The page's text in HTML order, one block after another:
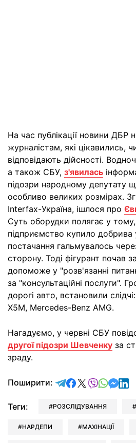
На час публікації новини ДБР
журналістам, які цікавились,
відповідають дійсності.
а також СБУ, з'явилась
підозри народному депутату
особливо великих розмірах.
Interfax-Україна, ішлося про
Суть оборудки полягає у
підприємство купило добрива
постачання гальмувалось
сторону. Тоді фігурант почав
допоможе у "розв'язанні
за "консультаційні послуги".
дорогі авто, встановили
X5M, Mercedes-Benz AMG.
Нагадуємо, у червні СБУ
другої підозри Шевченку за
зраду.
Поширити: відправити у
поділитись у
поділитись
Теги: РОЗСЛІДУВАННЯ
НАРДЕПИ МАХІНАЦІЇ